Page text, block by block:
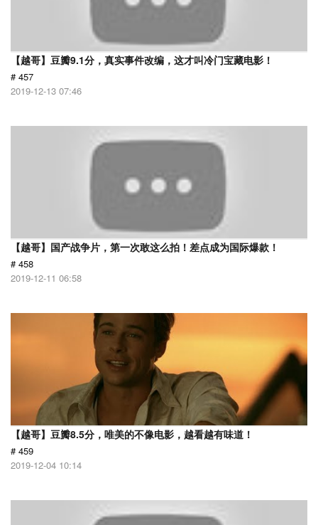
【越哥】豆瓣9.1分，真实事件改编，这才叫冷门宝藏电影！
# 457
2019-12-13 07:46
【越哥】国产战争片，第一次敢这么拍！差点成为国际爆款！
# 458
2019-12-11 06:58
【越哥】豆瓣8.5分，唯美的不像电影，越看越有味道！
# 459
2019-12-04 10:14